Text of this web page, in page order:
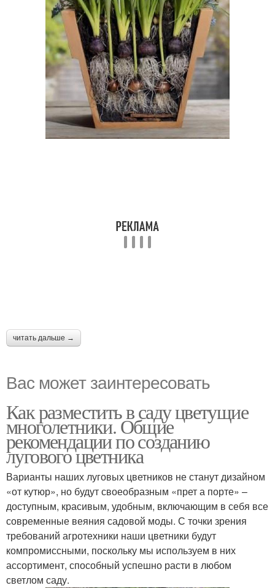
читать дальше →
Вас может заинтересовать
Как разместить в саду цветущие
многолетники. Общие
рекомендации по созданию
лугового цветника
Варианты наших луговых цветников не станут дизайном
«от кутюр», но будут своеобразным «прет а порте» –
доступным, красивым, удобным, включающим в себя все
современные веяния садовой моды. С точки зрения
требований агротехники наши цветники будут
компромиссными, поскольку мы используем в них
ассортимент, способный успешно расти в любом
светлом саду.